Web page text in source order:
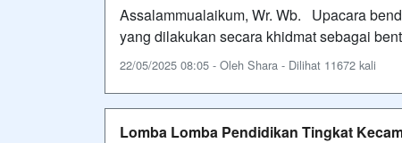
Assalammualaikum, Wr. Wb. Upacara
yang dilakukan secara khidmat sebagai
22/05/2025 08:05 - Oleh Shara - Dilihat 11672 kali
Lomba Lomba Pendidikan Tingkat